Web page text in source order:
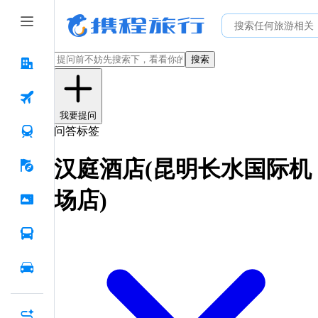
搜索
我要提问
问答标签
汉庭酒店(昆明长水国际机
场店)